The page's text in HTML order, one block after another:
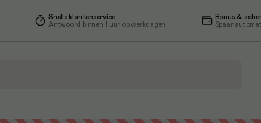
Snelle klantenservice
Antwoord binnen 1 uur op werkdagen
Bonus &
Spaar